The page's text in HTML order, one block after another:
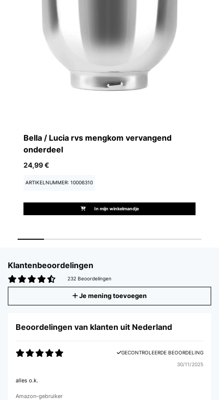
Bella / Lucia rvs mengkom vervangend
onderdeel
24,99 €
ARTIKELNUMMER: 10006310
In mijn winkelmandje
Klantenbeoordelingen
232 Beoordelingen
Je mening toevoegen
Beoordelingen van klanten uit Nederland
GECONTROLEERDE BEOORDELING
30/11/2025
alles o.k.
Amazon-gebruiker